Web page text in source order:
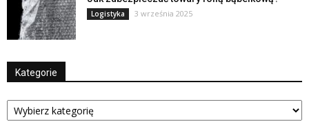
Logistyka 3 września 2025
Kategorie
Kategorie